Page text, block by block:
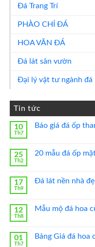
Đá Trang Trí
PHÀO CHỈ ĐÁ
HOA VĂN ĐÁ
Đá lát sân vườn
Đại lý vật tư ngành đá
Tin tức
10
Th7
Báo giá đá ốp
luận
đá
25
Th2
20 mẫu đá ốp
luận
đá
đẹp
17
Th9
Đá lát nền nhà
bình
luận
nền
12
Th8
Mẫu mộ đá hoa
luận
01
Th7
Bảng Giá đá